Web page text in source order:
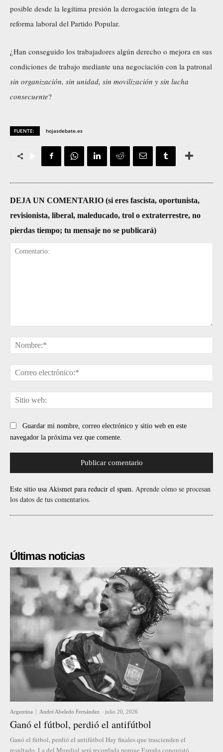
posible desde la legítima presión la derogación íntegra de la
reforma laboral del Partido Popular.
¿Han conseguido los trabajadores algún derecho o mejora en sus
condiciones de trabajo mediante una negociación con la patronal
sin organización, sin unidad, sin movilización y sin lucha
consecuente?
FUENTE: hojasdebate.es
DEJA UN COMENTARIO (si eres fascista, oportunista,
revisionista, liberal, maleducado, trol o extraterrestre, no
pierdas tiempo; tu mensaje no se publicará)
Guardar mi nombre, correo electrónico y sitio web en este
navegador la próxima vez que comente.
Este sitio usa Akismet para reducir el spam. Aprende cómo se procesan
los datos de tus comentarios.
Últimas noticias
Argentina André Abeledo Fernández - julio 20, 2026
Ganó el fútbol, perdió el antifútbol
Ganó el fútbol, perdió el antifútbol Hay finales que trascienden el